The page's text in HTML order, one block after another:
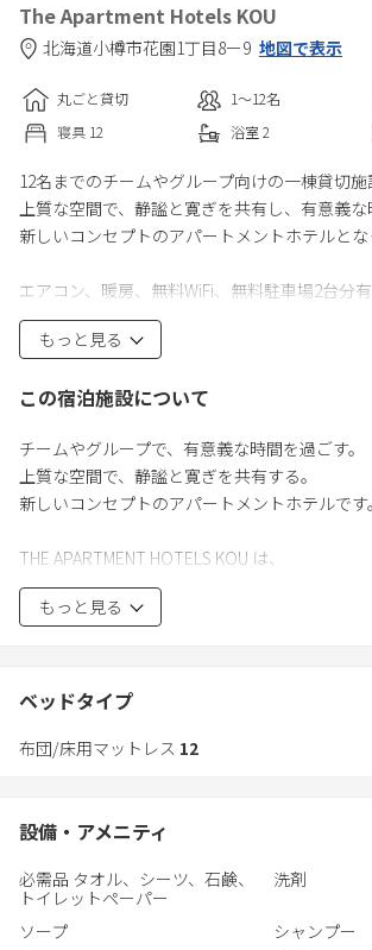
The Apartment Hotels KOU
北海道小樽市花園1丁目8ー9 地図で表示
丸ごと貸切 1〜12名
寝具 12 浴室 2
12名までのチームやグループ向けの一棟貸切施
上質な空間で、静謐と寛ぎを共有し、有意義な
新しいコンセプトのアパートメントホテルとな
エアコン、暖房、無料WiFi、無料駐車場2台分有
キッチン、リビング兼シアター、寝室、シャワ
など完備で、小樽での滞在をゆったりと過ごし
JR小樽駅から徒歩12分、堺町通りまで徒歩7分
コンビニ徒歩3分、スーパー徒歩9分。
ホテルがあるエリアは花園エリアと呼ばれ、夜
小樽からは札幌や､余市､ニセコへのアクセスも
場所に行きたい方にもおすすめです！
もっと見る
この宿泊施設について
チームやグループで、有意義な時間を過ごす。
上質な空間で、静謐と寛ぎを共有する。
新しいコンセプトのアパートメントホテルです。
THE APARTMENT HOTELS KOU は、
年間800万人が訪れる街「北海道小樽市」にあり
いわゆる観光都市ですが、賑わいのある表通り
喧騒から少し離れた、温もりある街中に「貸し
大きな建物の中には、大勢の仲間たちと滞在を
もちろん、外に出て小樽市内や札幌に足を運ぶ
もっと見る
ベッドタイプ
布団/床用マットレス 12
設備・アメニティ
必需品 タオル、シーツ、石鹸、
トイレットペーパー
洗剤
ソープ
シャンプー